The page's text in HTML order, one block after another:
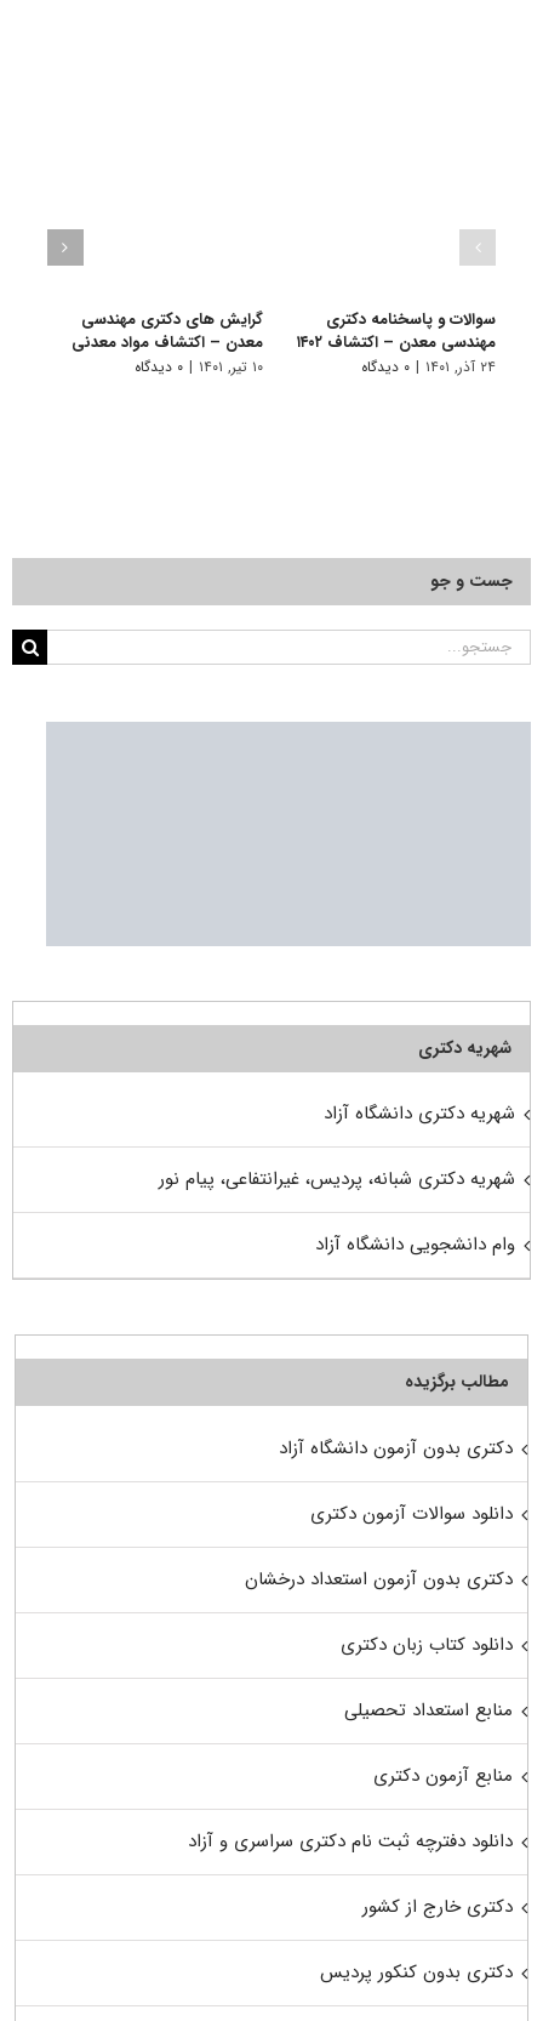
سوالات و پاسخنامه دکتری
مهندسی معدن – اکتشاف ۱۴۰۲
۲۴ آذر, ۱۴۰۱ | ۰ دیدگاه
گرایش های دکتری ﻣﻬﻨﺪسی
ﻣﻌﺪن – اﻛﺘﺸﺎف مواد معدنی
۱۰ تیر, ۱۴۰۱ | ۰ دیدگاه
جست و جو
جستجو
شهریه دکتری
شهریه دکتری دانشگاه آزاد
شهریه دکتری شبانه، پردیس، غیرانتفاعی، پیام نور
وام دانشجویی دانشگاه آزاد
مطالب برگزیده
دکتری بدون آزمون دانشگاه آزاد
دانلود سوالات آزمون دکتری
دکتری بدون آزمون استعداد درخشان
دانلود کتاب زبان دکتری
منابع استعداد تحصیلی
منابع آزمون دکتری
دانلود دفترچه ثبت نام دکتری سراسری و آزاد
دکتری خارج از کشور
دکتری بدون کنکور پردیس